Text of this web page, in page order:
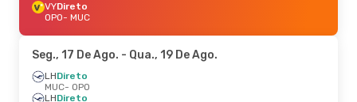
VYDireto
OPO- MUC
Seg., 17 De Ago. - Qua., 19 De Ago.
LHDireto
MUC- OPO
LHDireto